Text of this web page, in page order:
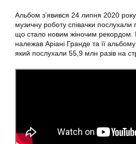
Альбом з’явився 24 липня 2020
музичну роботу співачки
що стало новим жіночим рекордом.
належав Аріані Гранде та її
який послухали 55,9 млн разів на